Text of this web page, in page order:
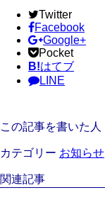
Twitter
Facebook
Google+
Pocket
B!はてブ
LINE
この記事を書いた人
カテゴリー お知らせ
関連記事